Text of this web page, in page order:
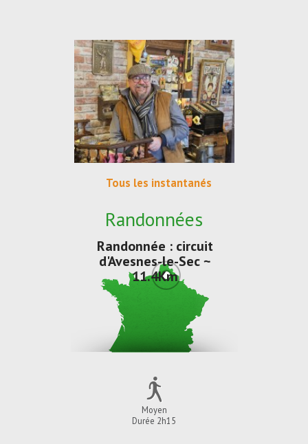
Tous les instantanés
Randonnées
Randonnée : circuit
d'Avesnes-le-Sec ~
11.4Km
Moyen
Durée 2h15